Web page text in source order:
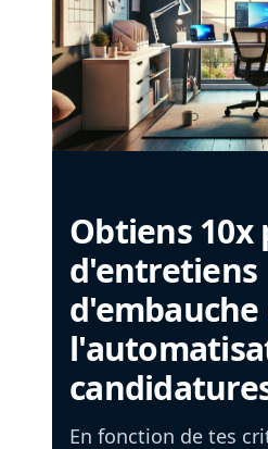
Obtiens 10x
d'entretiens
d'embauche
En fonction de tes